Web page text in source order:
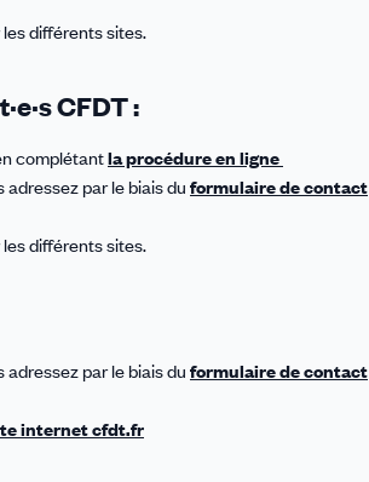
différents sites.
CFDT :
complétantla procédure en ligne
par le biais du formulaire de contact
différents sites.
par le biais du formulaire de contact
internet cfdt.fr